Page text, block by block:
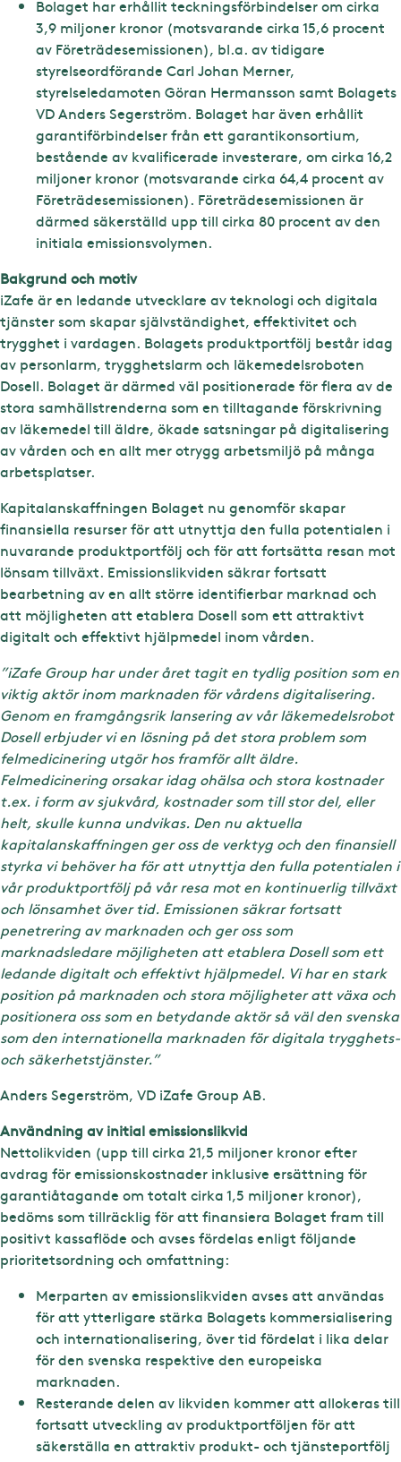
Bolaget har erhållit teckningsförbindelser om cirka
3,9 miljoner kronor (motsvarande cirka 15,6 procent
av Företrädesemissionen), bl.a. av tidigare
styrelseordförande Carl Johan Merner,
styrelseledamoten Göran Hermansson samt Bolagets
VD Anders Segerström. Bolaget har även erhållit
garantiförbindelser från ett garantikonsortium,
bestående av kvalificerade investerare, om cirka 16,2
miljoner kronor (motsvarande cirka 64,4 procent av
Företrädesemissionen). Företrädesemissionen är
därmed säkerställd upp till cirka 80 procent av den
initiala emissionsvolymen.
Bakgrund och motiv
iZafe är en ledande utvecklare av teknologi och digitala
tjänster som skapar självständighet, effektivitet och
trygghet i vardagen. Bolagets produktportfölj består idag
av personlarm, trygghetslarm och läkemedelsroboten
Dosell. Bolaget är därmed väl positionerade för flera av de
stora samhällstrenderna som en tilltagande förskrivning
av läkemedel till äldre, ökade satsningar på digitalisering
av vården och en allt mer otrygg arbetsmiljö på många
arbetsplatser.
Kapitalanskaffningen Bolaget nu genomför skapar
finansiella resurser för att utnyttja den fulla potentialen i
nuvarande produktportfölj och för att fortsätta resan mot
lönsam tillväxt. Emissionslikviden säkrar fortsatt
bearbetning av en allt större identifierbar marknad och
att möjligheten att etablera Dosell som ett attraktivt
digitalt och effektivt hjälpmedel inom vården.
”iZafe Group har under året tagit en tydlig position som en
viktig aktör inom marknaden för vårdens digitalisering.
Genom en framgångsrik lansering av vår läkemedelsrobot
Dosell erbjuder vi en lösning på det stora problem som
felmedicinering utgör hos framför allt äldre.
Felmedicinering orsakar idag ohälsa och stora kostnader
t.ex. i form av sjukvård, kostnader som till stor del, eller
helt, skulle kunna undvikas. Den nu aktuella
kapitalanskaffningen ger oss de verktyg och den finansiell
styrka vi behöver ha för att utnyttja den fulla potentialen i
vår produktportfölj på vår resa mot en kontinuerlig tillväxt
och lönsamhet över tid. Emissionen säkrar fortsatt
penetrering av marknaden och ger oss som
marknadsledare möjligheten att etablera Dosell som ett
ledande digitalt och effektivt hjälpmedel. Vi har en stark
position på marknaden och stora möjligheter att växa och
positionera oss som en betydande aktör så väl den svenska
som den internationella marknaden för digitala trygghets-
och säkerhetstjänster.”
Anders Segerström, VD iZafe Group AB.
Användning av initial emissionslikvid
Nettolikviden (upp till cirka 21,5 miljoner kronor efter
avdrag för emissionskostnader inklusive ersättning för
garantiåtagande om totalt cirka 1,5 miljoner kronor),
bedöms som tillräcklig för att finansiera Bolaget fram till
positivt kassaflöde och avses fördelas enligt följande
prioritetsordning och omfattning:
Merparten av emissionslikviden avses att användas
för att ytterligare stärka Bolagets kommersialisering
och internationalisering, över tid fördelat i lika delar
för den svenska respektive den europeiska
marknaden.
Resterande delen av likviden kommer att allokeras till
fortsatt utveckling av produktportföljen för att
säkerställa en attraktiv produkt- och tjänsteportfölj